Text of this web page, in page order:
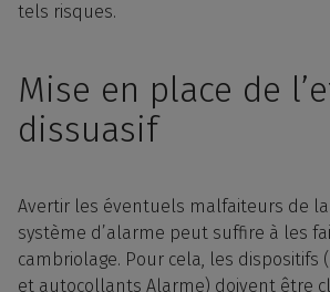
tels risques.
Mise en place de
dissuasif
Avertir les éventuels malfaiteurs de la
système d’alarme peut suffire à les
cambriolage. Pour cela, les dispositifs
et autocollants Alarme) doivent être